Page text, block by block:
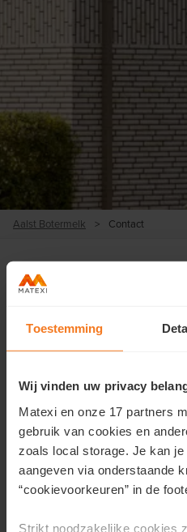
Toestemming
Wij vinden uw privacy
Matexi en onze 17 partners
gebruik van cookies en
zoals local storage. Je kan
aangeven via onderstaande
“cookievoorkeuren” in de
Strikt noodzakelijke cookies
Aalst Botermelk > Contact
Wil je meer informatie over
Vul hier je gegevens in en
Voornaam*